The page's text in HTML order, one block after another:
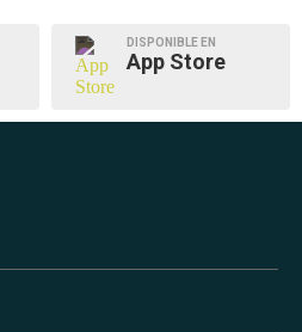
DISPONIBLE EN
App Store